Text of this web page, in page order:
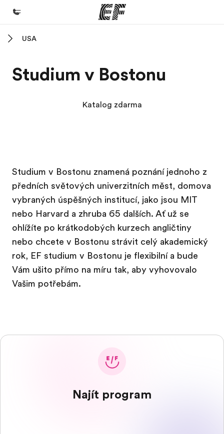
Všechny programy
Kdo jsme
Kariéra
Přidejte se k nám do týmu
USA
Studium v Bostonu
Katalog zdarma
Studium v Bostonu znamená poznání jednoho z
předních světových univerzitních měst, domova
vybraných úspěšných institucí, jako jsou MIT
nebo Harvard a zhruba 65 dalších. Ať už se
ohlížíte po krátkodobých kurzech angličtiny
nebo chcete v Bostonu strávit celý akademický
rok, EF studium v Bostonu je flexibilní a bude
Vám ušito přímo na míru tak, aby vyhovovalo
Vašim potřebám.
Najít program